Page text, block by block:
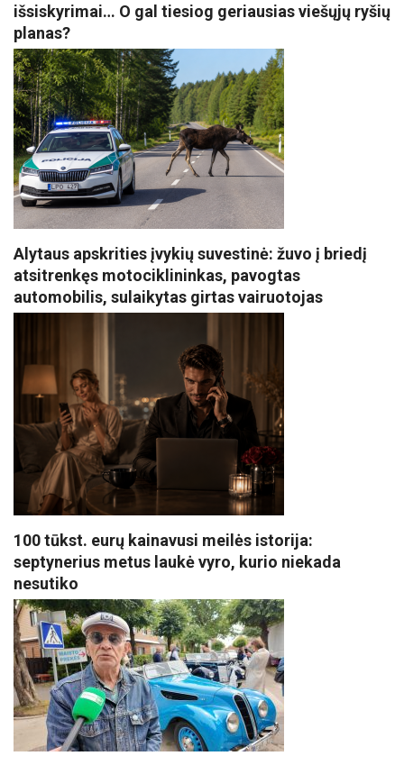
išsiskyrimai… O gal tiesiog geriausias viešųjų ryšių
planas?
Alytaus apskrities įvykių suvestinė: žuvo į briedį
atsitrenkęs motociklininkas, pavogtas
automobilis, sulaikytas girtas vairuotojas
100 tūkst. eurų kainavusi meilės istorija:
septynerius metus laukė vyro, kurio niekada
nesutiko